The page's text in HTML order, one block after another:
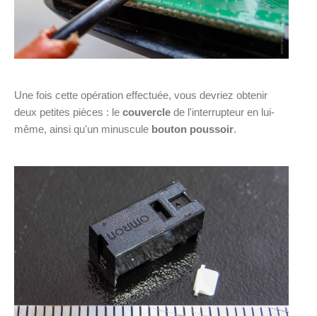
Une fois cette opération effectuée, vous devriez obtenir
deux petites pièces : le couvercle de l'interrupteur en lui-
même, ainsi qu'un minuscule bouton poussoir.